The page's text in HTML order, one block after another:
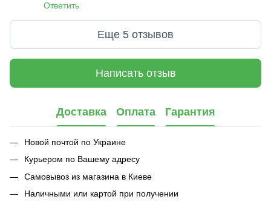
Ответить
Еще 5 отзывов
Написать отзыв
Доставка Оплата Гарантия
Новой почтой по Украине
Курьером по Вашему адресу
Самовывоз из магазина в Киеве
Наличными или картой при получении